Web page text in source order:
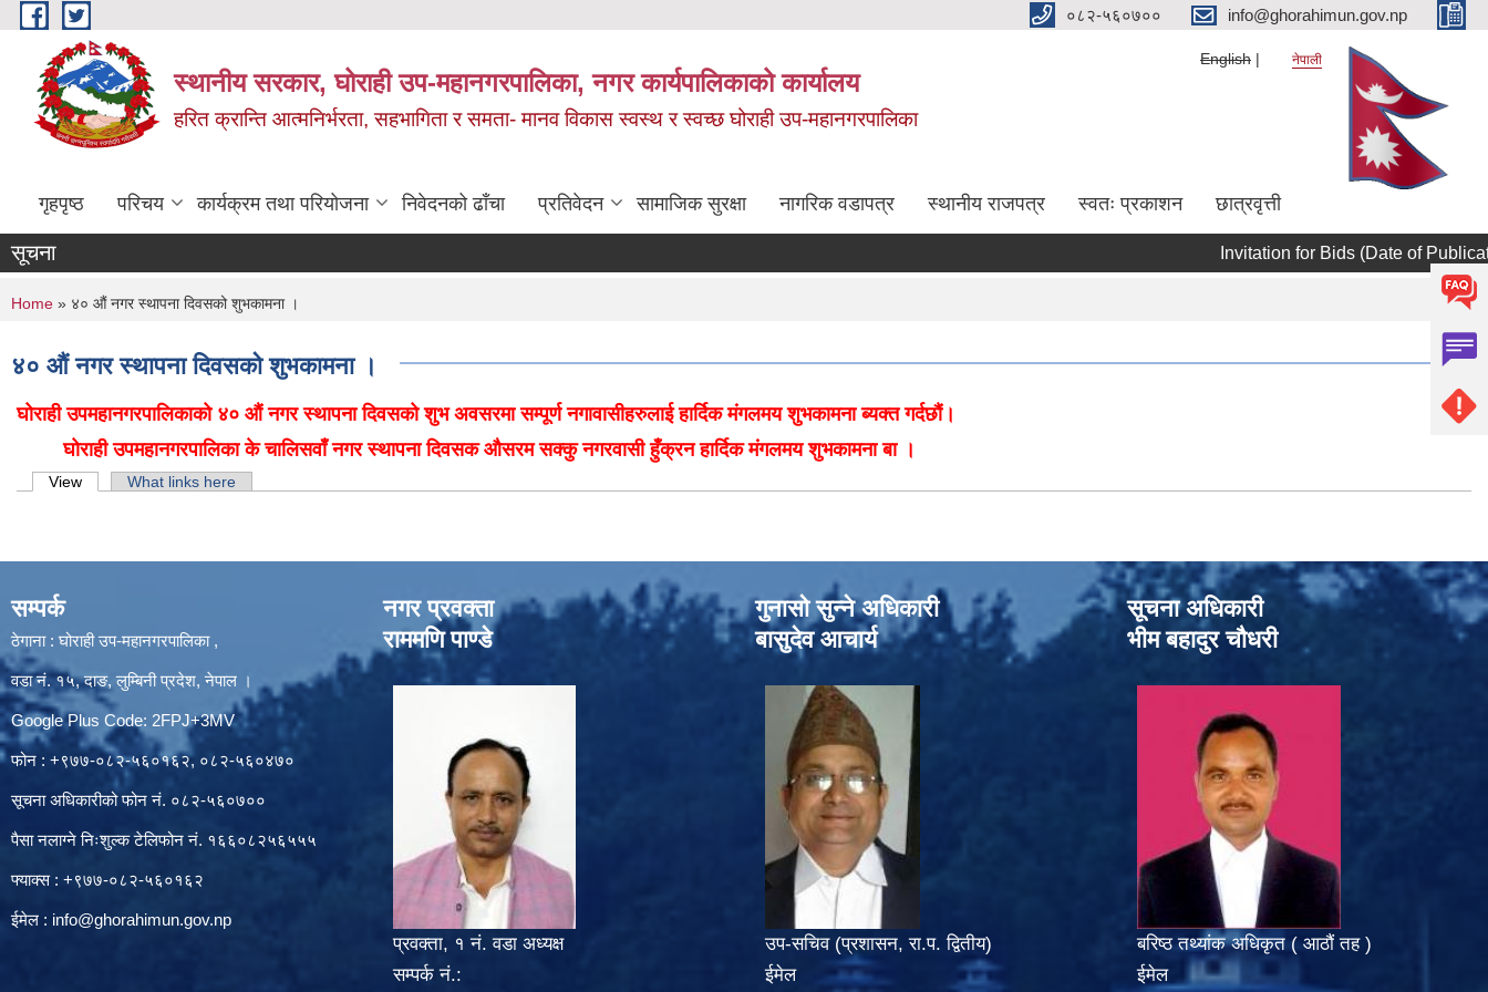
Skip to main content ०८२-५६०७०० info@ghorahimun.gov.np
स्थानीय सरकार, घोराही उप-महानगरपालिका, नगर कार्यपालिकाको कार्यालय
हरित क्रान्ति आत्मनिर्भरता, सहभागिता र समता- मानव विकास स्वस्थ र स्वच्छ घोराही उप-महानगरपालिका
English नेपाली
गृहपृष्ठ परिचय कार्यक्रम तथा परियोजना निवेदनको ढाँचा प्रतिवेदन सामाजिक सुरक्षा नागरिक वडापत्र स्थानीय राजपत्र स्वतः प्रकाशन छात्रवृत्ती
सूचना Invitation for Bids (Date
You are here
Home » ४० औं नगर स्थापना दिवसको शुभकामना ।
४० औं नगर स्थापना दिवसको शुभकामना ।
घोराही उपमहानगरपालिकाको ४० औं नगर स्थापना दिवसको शुभ अवसरमा सम्पूर्ण नगावासीहरुलाई हार्दिक मंगलमय शुभकामना ब्यक्त गर्दछौं।
घोराही उपमहानगरपालिका के चालिसवाँ नगर स्थापना दिवसक औसरम सक्कु नगरवासी हुँक्रन हार्दिक मंगलमय शुभकामना बा ।
Primary tabs
View (active tab)What links here
सम्पर्क
ठेगाना : घोराही उप-महानगरपालिका ,
वडा नं. १५, दाङ, लुम्बिनी प्रदेश, नेपाल ।
Google Plus Code: 2FPJ+3MV
फोन : +९७७-०८२-५६०१६२, ०८२-५६०४७०
सूचना अधिकारीको फोन नं. ०८२-५६०७००
पैसा नलाग्ने निःशुल्क टेलिफोन नं. १६६०८२५६५५५
फ्याक्स : +९७७-०८२-५६०१६२
ईमेल : info@ghorahimun.gov.np
नगर प्रवक्ता
राममणि पाण्डे
प्रवक्ता, १ नं. वडा अध्यक्ष
सम्पर्क नं.:
गुनासो सुन्‍ने अधिकारी
बासुदेव आचार्य
उप-सचिव (प्रशासन, रा.प. द्वितीय)
ईमेल
सूचना अधिकारी
भीम बहादुर चौधरी
बरिष्ठ तथ्यांक अधिकृत ( आठौं तह )
ईमेल